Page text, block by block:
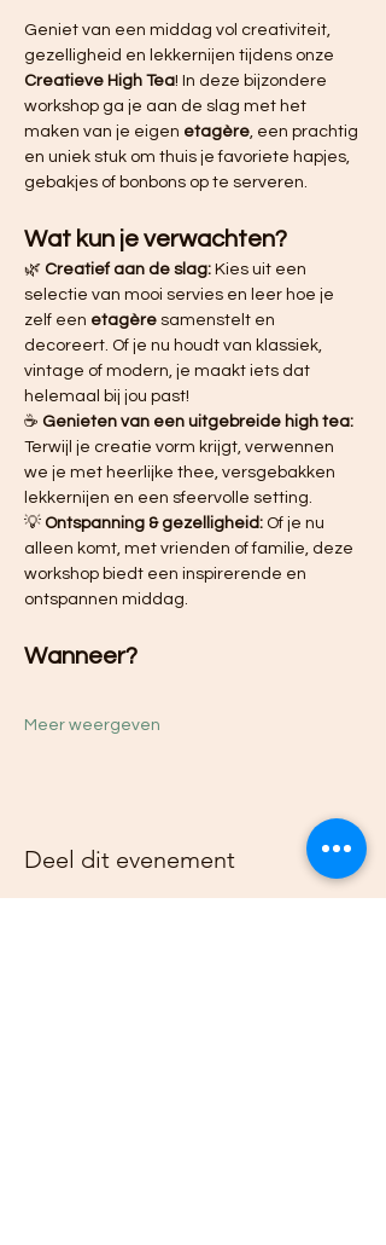
Geniet van een middag vol creativiteit,
gezelligheid en lekkernijen tijdens onze
Creatieve High Tea! In deze bijzondere
workshop ga je aan de slag met het
maken van je eigen etagère, een prachtig
en uniek stuk om thuis je favoriete hapjes,
gebakjes of bonbons op te serveren.
Wat kun je verwachten?
🌿 Creatief aan de slag: Kies uit een
selectie van mooi servies en leer hoe je
zelf een etagère samenstelt en
decoreert. Of je nu houdt van klassiek,
vintage of modern, je maakt iets dat
helemaal bij jou past!
☕ Genieten van een uitgebreide high tea:
Terwijl je creatie vorm krijgt, verwennen
we je met heerlijke thee, versgebakken
lekkernijen en een sfeervolle setting.
💡 Ontspanning & gezelligheid: Of je nu
alleen komt, met vrienden of familie, deze
workshop biedt een inspirerende en
ontspannen middag.
Wanneer?
Meer weergeven
Deel dit evenement